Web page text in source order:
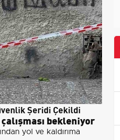
Şeridi Çekildi
bekleniyor
yol ve kaldırıma